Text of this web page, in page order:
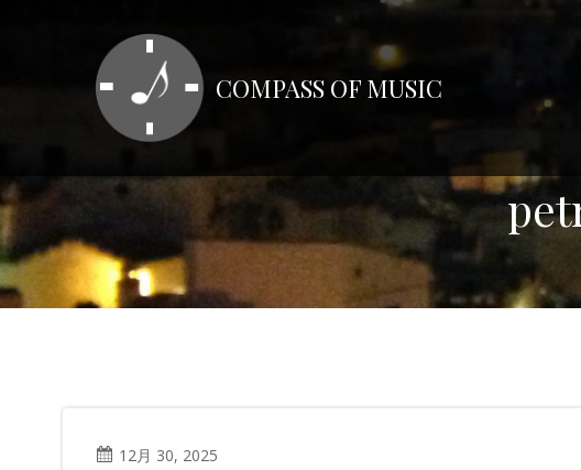
キ
ッ
プ
COMPASS OF MUSIC
12月 30, 2025